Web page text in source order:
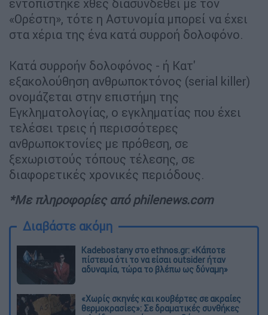
εντοπίστηκε χθες διασυνδεθεί με τον
«Ορέστη», τότε η Αστυνομία μπορεί να έχει
στα χέρια της ένα κατά συρροή δολοφόνο.
Κατά συρροήν δολοφόνος - ή Κατ'
εξακολούθηση ανθρωποκτόνος (serial killer)
ονομάζεται στην επιστήμη της
Εγκληματολογίας, ο εγκληματίας που έχει
τελέσει τρεις ή περισσότερες
ανθρωποκτονίες με πρόθεση, σε
ξεχωριστούς τόπους τέλεσης, σε
διαφορετικές χρονικές περιόδους.
*Με πληροφορίες από philenews.com
Διαβάστε ακόμη
Kadebostany στο ethnos.gr: «Κάποτε
πίστευα ότι το να είσαι outsider ήταν
αδυναμία, τώρα το βλέπω ως δύναμη»
«Χωρίς σκηνές και κουβέρτες σε ακραίες
θερμοκρασίες»: Σε δραματικές συνθήκες